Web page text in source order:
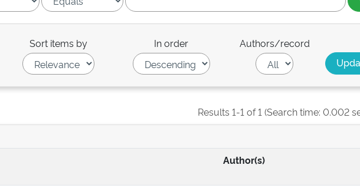
Sort items by In order Authors/record
Results 1-1 of 1 (Search time: 0.002
Author(s)